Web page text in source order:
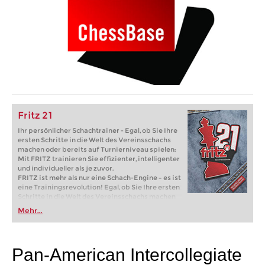
Fritz 21
Ihr persönlicher Schachtrainer - Egal, ob Sie Ihre
ersten Schritte in die Welt des Vereinsschachs
machen oder bereits auf Turnierniveau spielen:
Mit FRITZ trainieren Sie effizienter, intelligenter
und individueller als je zuvor.
FRITZ ist mehr als nur eine Schach-Engine – es ist
eine Trainingsrevolution! Egal, ob Sie Ihre ersten
Schritte in die Welt des Vereinsschachs machen
oder bereits auf Turnierniveau spielen: Mit
FRITZ trainieren Sie effizienter, intelligenter und
individueller als je zuvor.
Mehr...
Pan-American Intercollegiate